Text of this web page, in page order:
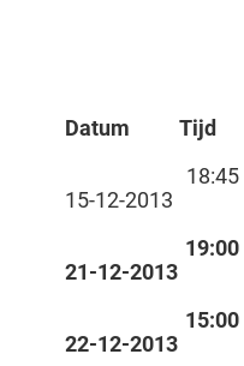
Datum Tijd
15-12-2013
18:45
21-12-2013
19:00
22-12-2013
15:00